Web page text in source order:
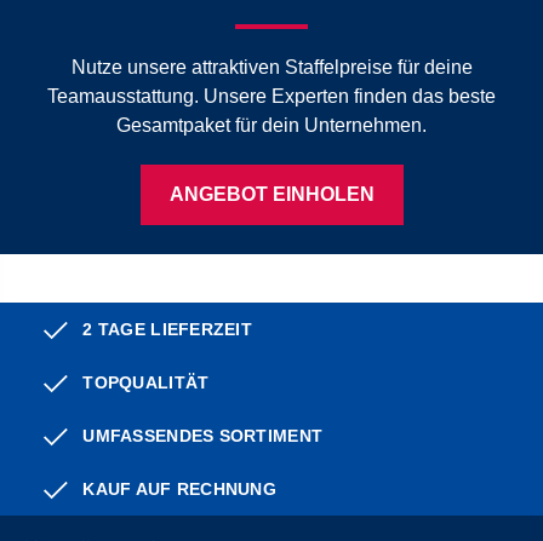
Nutze unsere attraktiven Staffelpreise für deine
Teamausstattung. Unsere Experten finden das beste
Gesamtpaket für dein Unternehmen.
ANGEBOT EINHOLEN
2 TAGE LIEFERZEIT
TOPQUALITÄT
UMFASSENDES SORTIMENT
KAUF AUF RECHNUNG